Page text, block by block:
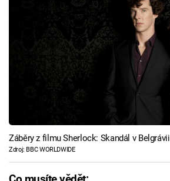
Záběry z filmu Sherlock: Skandál v Belgrávii
Zdroj: BBC WORLDWIDE